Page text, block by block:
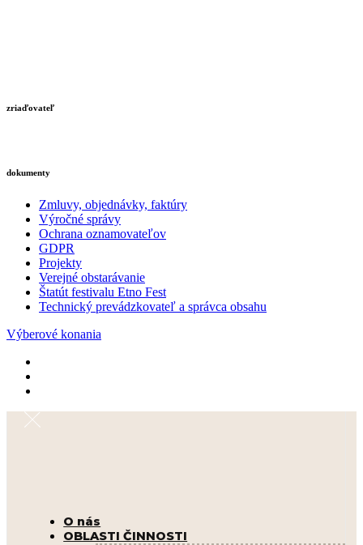
zriaďovateľ
dokumenty
Zmluvy, objednávky, faktúry
Výročné správy
Ochrana oznamovateľov
GDPR
Projekty
Verejné obstarávanie
Štatút festivalu Etno Fest
Technický prevádzkovateľ a správca obsahu
Výberové konania
O nás
OBLASTI ČINNOSTI